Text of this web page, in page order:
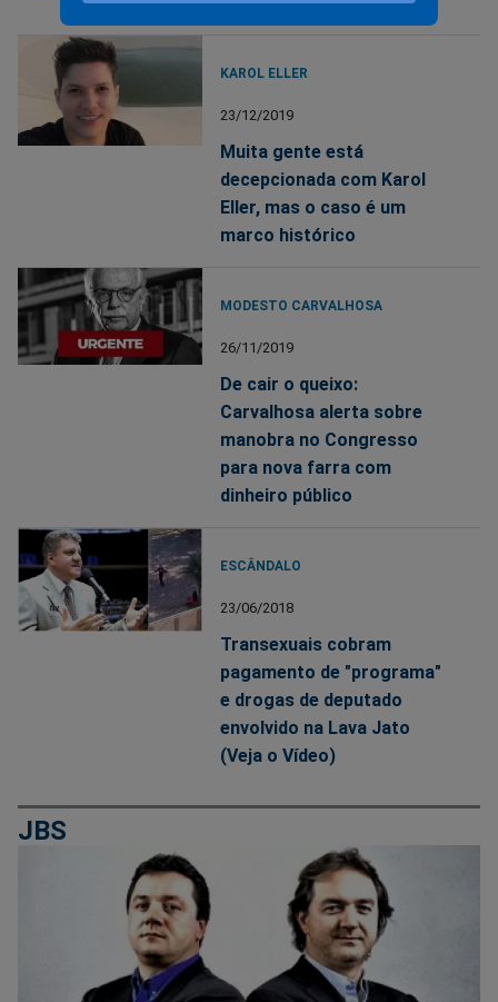
KAROL ELLER
23/12/2019
Muita gente está
decepcionada com Karol
Eller, mas o caso é um
marco histórico
MODESTO CARVALHOSA
26/11/2019
De cair o queixo:
Carvalhosa alerta sobre
manobra no Congresso
para nova farra com
dinheiro público
ESCÂNDALO
23/06/2018
Transexuais cobram
pagamento de "programa"
e drogas de deputado
envolvido na Lava Jato
(Veja o Vídeo)
JBS